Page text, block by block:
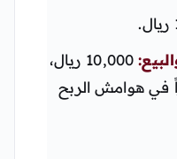
10,000 ريال،
في هوامش الربح